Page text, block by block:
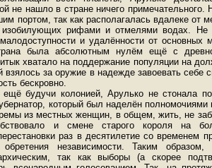
не нашло в стране ничего
портом, так как располагалась вдалеке от
изобилующих рифами и отмелями водах.
и удалённости от основных
была абсолютным нулём ещё с
хватало на поддержание популяции на
взялось за оружие в надежде завоевать себе
бескровно.
ещё будучи колонией, Арулько не стонала
который был наделён
из местных женщин, в общем, жить, не
и смене старого короля на
раз в десятилетие со временем
независимости. Таким образом,
так как выборы (а скорее